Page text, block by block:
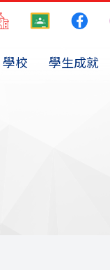
學校 學生成就